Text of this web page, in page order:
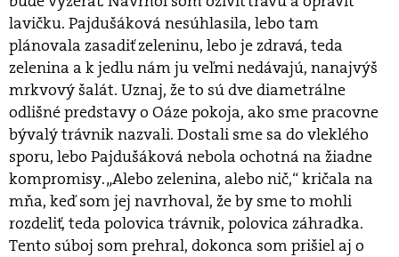
lavičku. Pajdušáková nesúhlasila, lebo tam
plánovala zasadiť zeleninu, lebo je zdravá, teda
zelenina a k jedlu nám ju veľmi nedávajú, nanajvýš
mrkvový šalát. Uznaj, že to sú dve diametrálne
odlišné predstavy o Oáze pokoja, ako sme pracovne
bývalý trávnik nazvali. Dostali sme sa do vleklého
sporu, lebo Pajdušáková nebola ochotná na žiadne
kompromisy. „Alebo zelenina, alebo nič,“ kričala na
mňa, keď som jej navrhoval, že by sme to mohli
rozdeliť, teda polovica trávnik, polovica záhradka.
Tento súboj som prehral, dokonca som prišiel aj o